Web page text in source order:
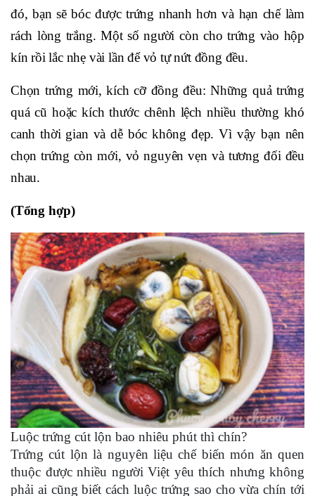
đó, bạn sẽ bóc được trứng nhanh hơn và hạn chế làm
rách lòng trắng. Một số người còn cho trứng vào hộp
kín rồi lắc nhẹ vài lần để vỏ tự nứt đồng đều.
Chọn trứng mới, kích cỡ đồng đều: Những quả trứng
quá cũ hoặc kích thước chênh lệch nhiều thường khó
canh thời gian và dễ bóc không đẹp. Vì vậy bạn nên
chọn trứng còn mới, vỏ nguyên vẹn và tương đối đều
nhau.
(Tổng hợp)
Luộc trứng cút lộn bao nhiêu phút thì chín?
Trứng cút lộn là nguyên liệu chế biến món ăn quen
thuộc được nhiều người Việt yêu thích nhưng không
phải ai cũng biết cách luộc trứng sao cho vừa chín tới